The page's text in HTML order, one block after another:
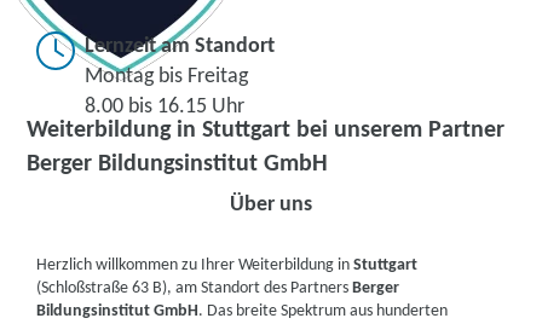
Weiterbildung in Stuttgart bei unserem Partner
Berger Bildungsinstitut GmbH
Lernzeit am Standort
Montag bis Freitag
8.00 bis 16.15 Uhr
Über uns
Herzlich willkommen zu Ihrer Weiterbildung inStuttgart
(Schloßstraße 63 B), am Standort des PartnersBerger
Bildungsinstitut GmbH. Das breite Spektrum aus hunderten